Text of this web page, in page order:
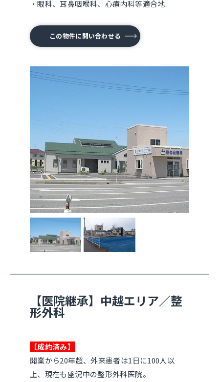
・眼科、耳鼻咽喉科、心療内科等適合地
この物件に問い合わせる
【医院継承】中越エリア／整
形外科
【成約済み】
開業から20年超、外来患者は1日に100人以
上、現在も盛況中の整形外科医院。